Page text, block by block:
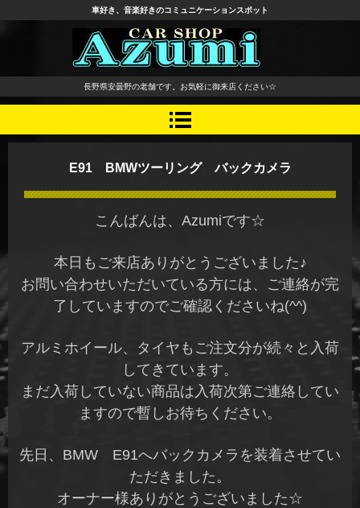
長野県 安曇野市 タイヤ ホ
イール デッドニング カーオ
ーディオ レカロシート
車好き、音楽好きのコミュニケーションスポット
長野県安曇野の老舗です。お気軽に御来店ください☆
E91 BMWツーリング バックカメラ
こんばんは、Azumiです☆
本日もご来店ありがとうございました♪
お問い合わせいただいている方には、ご連絡が完
了していますのでご確認くださいね(^^)
アルミホイール、タイヤもご注文分が続々と入荷
してきています。
まだ入荷していない商品は入荷次第ご連絡してい
ますので暫しお待ちください。
先日、BMW E91へバックカメラを装着させてい
ただきました。
オーナー様ありがとうございました☆